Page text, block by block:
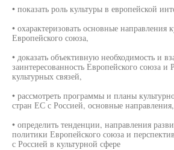
• показать роль культуры в европейской
• охарактеризовать основные направления
Европейского союза,
• доказать объективную необходимость и
заинтересованность Европейского союза и
культурных связей,
• рассмотреть программы и планы
стран ЕС с Россией, основные направления,
• определить тенденции, направления
политики Европейского союза и
с Россией в культурной сфере